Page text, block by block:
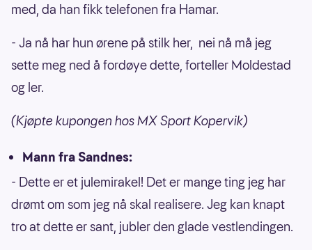
med, da han fikk telefonen fra Hamar.
- Ja nå har hun ørene på stilk her, nei nå må jeg
sette meg ned å fordøye dette, forteller Moldestad
og ler.
(Kjøpte kupongen hos MX Sport Kopervik)
Mann fra Sandnes:
- Dette er et julemirakel! Det er mange ting jeg har
drømt om som jeg nå skal realisere. Jeg kan knapt
tro at dette er sant, jubler den glade vestlendingen.